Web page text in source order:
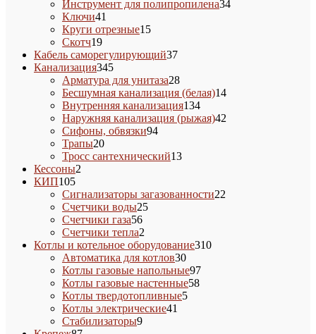
товаров
Инструмент для полипропилена3434
Ключи41
товар
Круги отрезные1515
Скотч1919
товаров
Кабель саморегулирующий3737
Канализация345345
товаров
Арматура для унитаза2828
товаров
Бесшумная канализация (белая)1414
Внутренняя канализация134134
товара
Наружняя канализация (рыжая)42
Сифоны, обвязки9494
Трапы2020
товаров
Тросс сантехнический1313
Кессоны2
КИП105105
товаров
Сигнализаторы загазованности22
Счетчики воды2525
Счетчики газа5656
товаров
Счетчики тепла2
товара
Котлы и котельное оборудование310310
Автоматика для котлов3030
товаров
Котлы газовые напольные9797
Котлы газовые настенные5858
Котлы твердотопливные55
Котлы электрические41
Стабилизаторы99